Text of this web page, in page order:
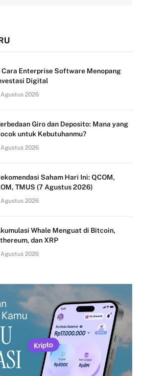
Cara Enterprise Software Menopang
Digital
2026
Giro dan Deposito: Mana yang
untuk Kebutuhanmu?
2026
Saham Hari Ini: QCOM,
TMUS (7 Agustus 2026)
2026
Whale Menguat di Bitcoin,
dan XRP
2026